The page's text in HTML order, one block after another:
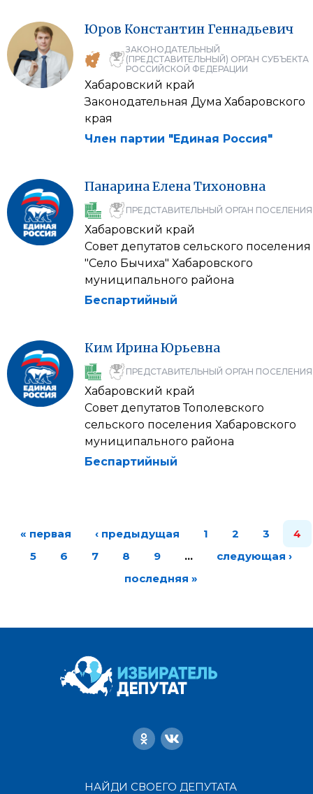
Юров Константин Геннадьевич
ЗАКОНОДАТЕЛЬНЫЙ
(ПРЕДСТАВИТЕЛЬНЫЙ) ОРГАН СУБЪЕКТА
РОССИЙСКОЙ ФЕДЕРАЦИИ
Хабаровский край
Законодательная Дума Хабаровского
края
Член партии "Единая Россия"
ПанаринаЕленаТихоновна
ПРЕДСТАВИТЕЛЬНЫЙ ОРГАН ПОСЕЛЕНИЯ
Хабаровский край
Совет депутатов сельского поселения
"Село Бычиха" Хабаровского
муниципального района
Беспартийный
Ким ИринаЮрьевна
ПРЕДСТАВИТЕЛЬНЫЙ ОРГАН ПОСЕЛЕНИЯ
Хабаровский край
Совет депутатов Тополевского
сельского поселения Хабаровского
муниципального района
Беспартийный
« первая ‹ предыдущая 1 2 3
4
5
6 7 8 9 …
следующая ›
последняя »
НАЙДИ СВОЕГО ДЕПУТАТА